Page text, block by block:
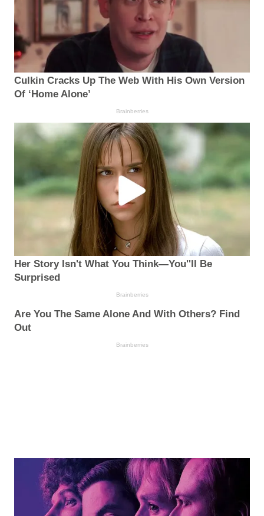
Culkin Cracks Up The Web With His Own Version
Of ‘Home Alone’
Brainberries
Her Story Isn't What You Think—You''ll Be
Surprised
Brainberries
Are You The Same Alone And With Others? Find
Out
Brainberries